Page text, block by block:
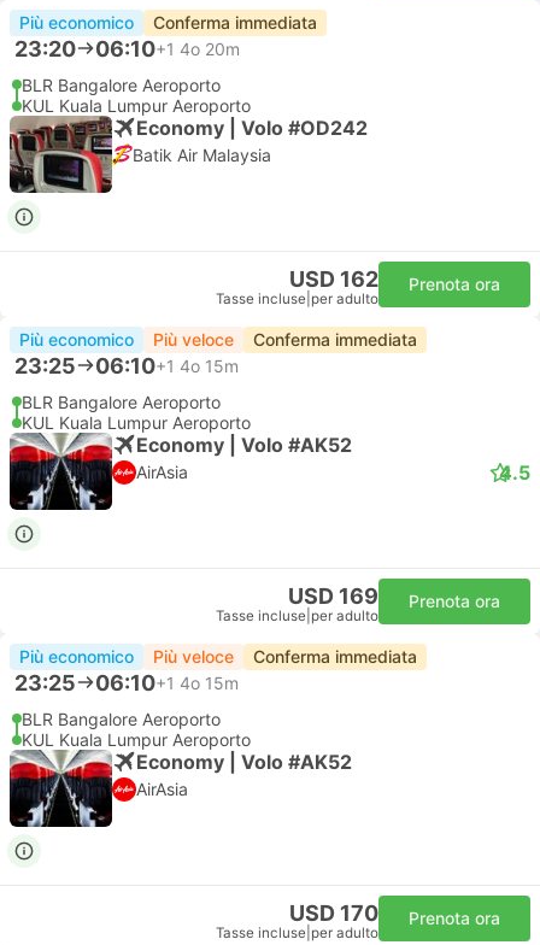
Più economico Conferma immediata
23:20 06:10+1 4o 20m
BLR Bangalore Aeroporto
KUL Kuala Lumpur Aeroporto
Economy | Volo #OD242
Batik Air Malaysia
USD 162
Tasse incluse per adulto
Prenota ora
Più economico Più veloce Conferma immediata
23:25 06:10+1 4o 15m
BLR Bangalore Aeroporto
KUL Kuala Lumpur Aeroporto
Economy | Volo #AK52
AirAsia 4.5
USD 169
Tasse incluse per adulto
Prenota ora
Più economico Più veloce Conferma immediata
23:25 06:10+1 4o 15m
BLR Bangalore Aeroporto
KUL Kuala Lumpur Aeroporto
Economy | Volo #AK52
AirAsia
USD 170
Tasse incluse per adulto
Prenota ora